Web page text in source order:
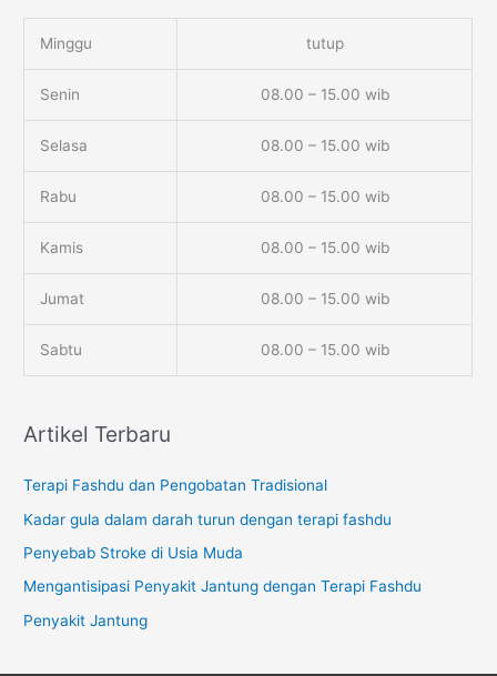
Minggu tutup
Senin 08.00 – 15.00 wib
Selasa 08.00 – 15.00 wib
Rabu 08.00 – 15.00 wib
Kamis 08.00 – 15.00 wib
Jumat 08.00 – 15.00 wib
Sabtu 08.00 – 15.00 wib
Artikel Terbaru
Terapi Fashdu dan Pengobatan Tradisional
Kadar gula dalam darah turun dengan terapi fashdu
Penyebab Stroke di Usia Muda
Mengantisipasi Penyakit Jantung dengan Terapi Fashdu
Penyakit Jantung